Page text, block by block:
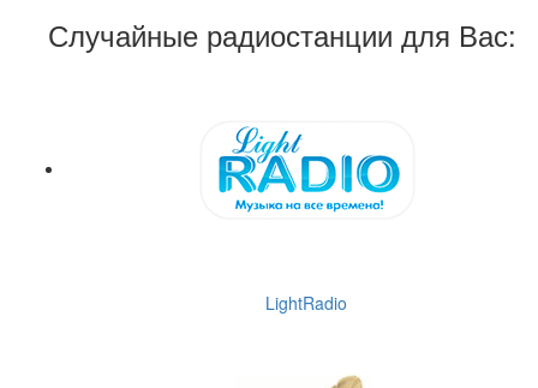
Случайные радиостанции для Вас:
LightRadio